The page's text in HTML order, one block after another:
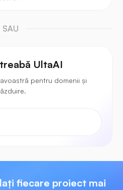
SAU
UltaAI
pentru domenii și
fiecare proiect mai